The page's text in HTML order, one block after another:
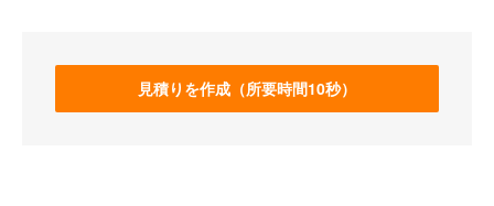
見積りを作成（所要時間10秒）